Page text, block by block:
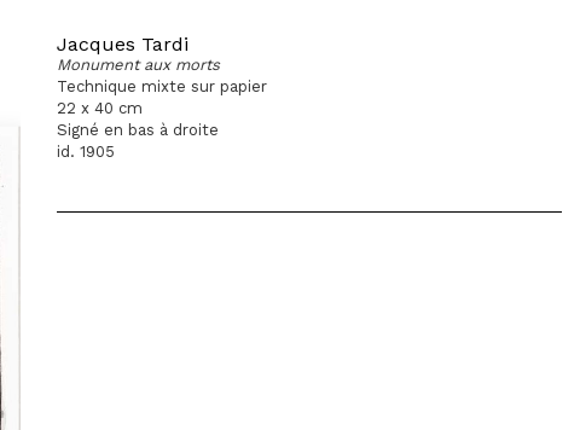
Jacques Tardi
Monument aux morts
Technique mixte sur papier
22 x 40 cm
Signé en bas à droite
id. 1905